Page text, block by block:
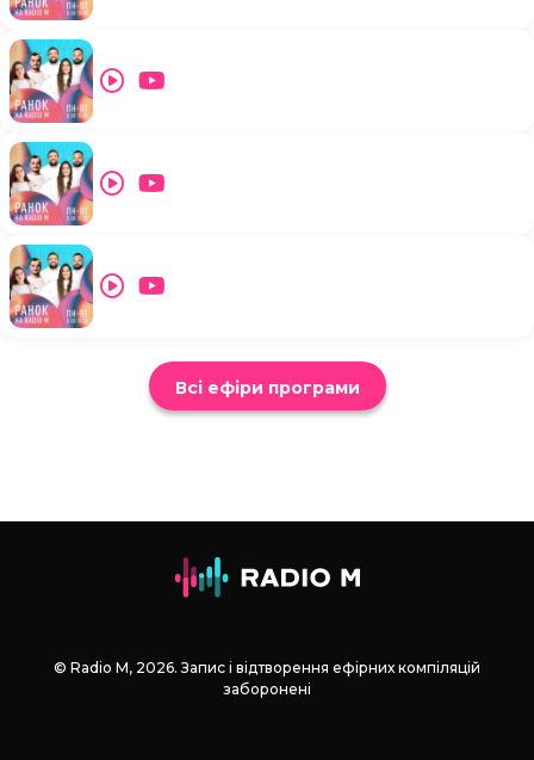
Всі ефіри програми
© Radio М, 2026. Запис і відтворення ефірних компіляцій
заборонені